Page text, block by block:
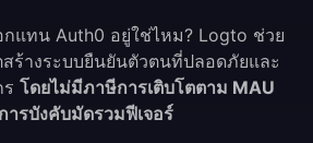
กแทน Auth0 อยู่ใช่ไหม? Logto ช่วย
ร้างระบบยืนยันตัวตนที่ปลอดภัยและ
โดยไม่มีภาษีการเติบโตตาม MAU
ารบังคับมัดรวมฟีเจอร์